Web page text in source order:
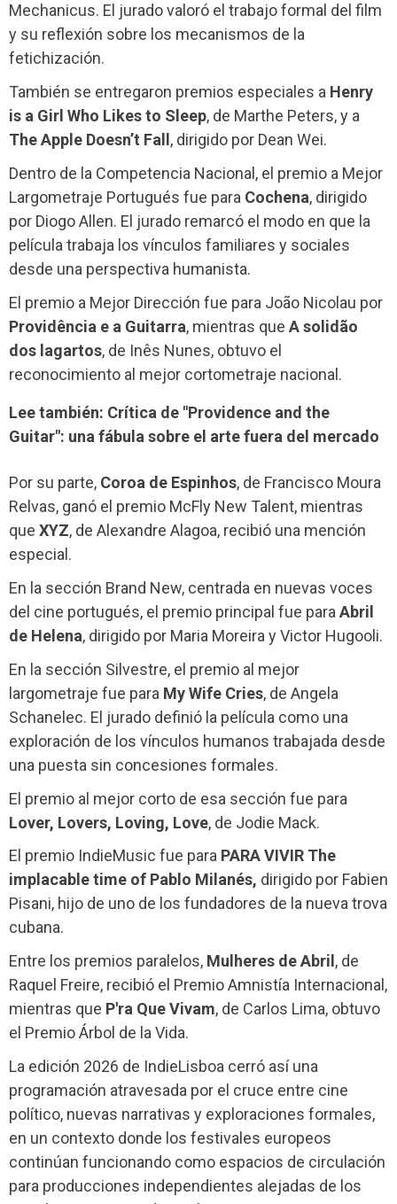
Mechanicus. El jurado valoró el trabajo formal del film
y su reflexión sobre los mecanismos de la
fetichización.
También se entregaron premios especiales a Henry
is a Girl Who Likes to Sleep, de Marthe Peters, y a
The Apple Doesn’t Fall , dirigido por Dean Wei.
Dentro de la Competencia Nacional, el premio a Mejor
Largometraje Portugués fue para Cochena, dirigido
por Diogo Allen. El jurado remarcó el modo en que la
película trabaja los vínculos familiares y sociales
desde una perspectiva humanista.
El premio a Mejor Dirección fue para João Nicolau por
Providência e a Guitarra, mientras que A solidão
dos lagartos, de Inês Nunes, obtuvo el
reconocimiento al mejor cortometraje nacional.
Lee también: Crítica de "Providence and the
Guitar": una fábula sobre el arte fuera del mercado
Por su parte, Coroa de Espinhos, de Francisco Moura
Relvas, ganó el premio McFly New Talent, mientras
que XYZ, de Alexandre Alagoa, recibió una mención
especial.
En la sección Brand New, centrada en nuevas voces
del cine portugués, el premio principal fue para Abril
de Helena, dirigido por Maria Moreira y Victor Hugooli.
En la sección Silvestre, el premio al mejor
largometraje fue para My Wife Cries, de Angela
Schanelec. El jurado definió la película como una
exploración de los vínculos humanos trabajada desde
una puesta sin concesiones formales.
El premio al mejor corto de esa sección fue para
Lover, Lovers, Loving, Love, de Jodie Mack.
El premio IndieMusic fue para PARA VIVIR The
implacable time of Pablo Milanés, dirigido por Fabien
Pisani, hijo de uno de los fundadores de la nueva trova
cubana.
Entre los premios paralelos, Mulheres de Abril , de
Raquel Freire, recibió el Premio Amnistía Internacional,
mientras que P'ra Que Vivam, de Carlos Lima, obtuvo
el Premio Árbol de la Vida.
La edición 2026 de IndieLisboa cerró así una
programación atravesada por el cruce entre cine
político, nuevas narrativas y exploraciones formales,
en un contexto donde los festivales europeos
continúan funcionando como espacios de circulación
para producciones independientes alejadas de los